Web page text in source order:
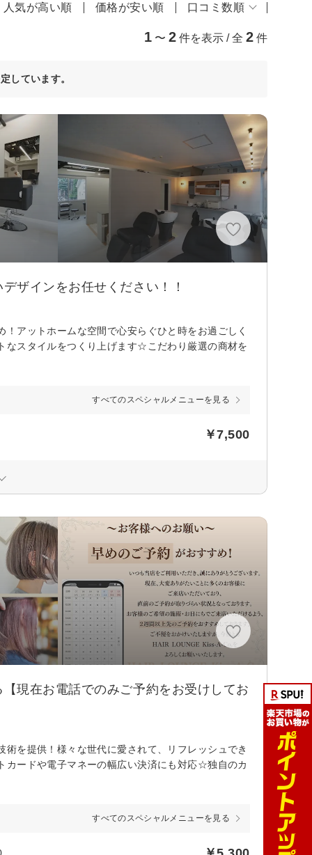
人気が高い順 価格が安い順 口コミ数順
1 〜 2 件を表示 / 全 2 件
しています。
ザインをお任せください！！
アットホームな空間で心安らぐひと時をお過ごしく
スタイルをつくり上げます☆こだわり厳選の商材を
すべてのスペシャルメニューを見る
￥7,500
現在お電話でのみご予約をお受けしてお
を提供！様々な世代に愛されて、リフレッシュでき
ードや電子マネーの幅広い決済にも対応☆独自のカ
すべてのスペシャルメニューを見る